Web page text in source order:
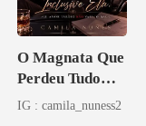
O Magnata Que
Perdeu Tudo
Inclusive Ela
IG : camila_nuness2